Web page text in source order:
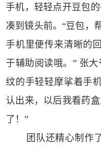
手机，轻轻点开豆包
凑到镜头前。“豆包，
手机里便传来清晰的
于辅助阅读哦。” 张
纹的手轻轻摩挲着手
认出来，以后我看药
了！”
团队还精心制作